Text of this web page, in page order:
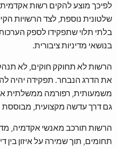
לפיכך מוצע להקים רשות
שלטונית נוספת, לצד הרשויות
בלתי תלוי שתפקידו לספק
בנושאי מדיניות ציבורית.
הרשות לא תחוקק חוקים, לא
את הדרג הנבחר. תפקידה יהיה
משמעותית, רפורמה ממשלתית או
גם דרך עדשה מקצועית, מבוססת
הרשות תורכב מאנשי אקדמיה,
תחומים, תוך שמירה על איזון בין